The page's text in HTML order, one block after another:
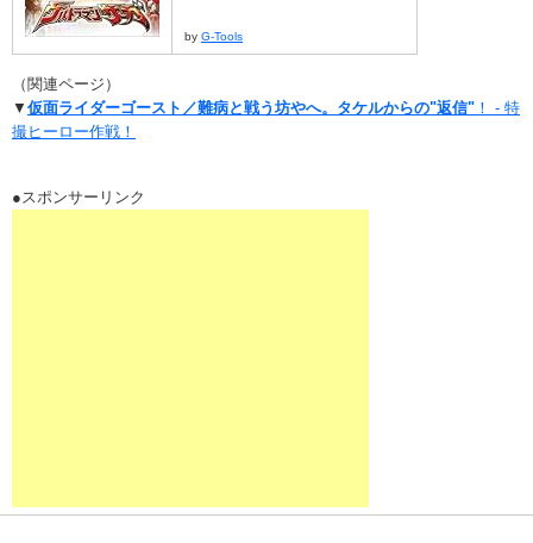
by G-Tools
（関連ページ）
▼ 仮面ライダーゴースト／難病と戦う坊やへ。タケルからの"返信" ！ - 特
撮ヒーロー作戦！
●スポンサーリンク